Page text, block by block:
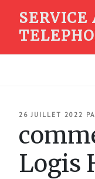
contenu
SERVICE
PUBLIÉ
26 JUILLET 2022
Logis